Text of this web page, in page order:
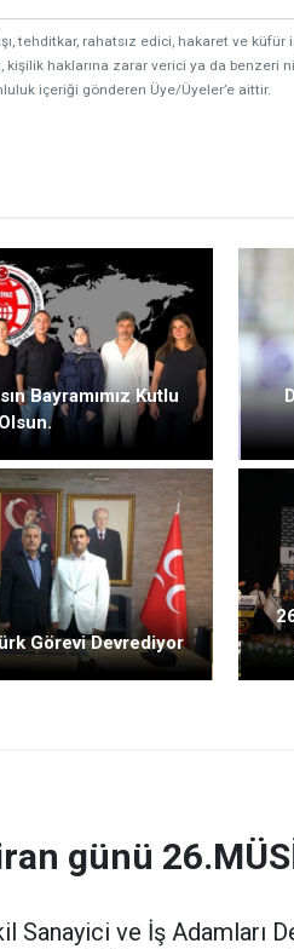
tehditkar, rahatsız edici, hakaret ve küfür
kişilik haklarına zarar verici ya da
içeriği gönderen Üye/Üyeler’e aittir.
Bayramımız Kutlu
Olsun.
Görevi Devrediyor
günü
Sanayici ve İş Adamları